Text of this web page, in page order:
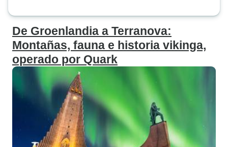
De Groenlandia a Terranova:
Montañas, fauna e historia vikinga,
operado por Quark